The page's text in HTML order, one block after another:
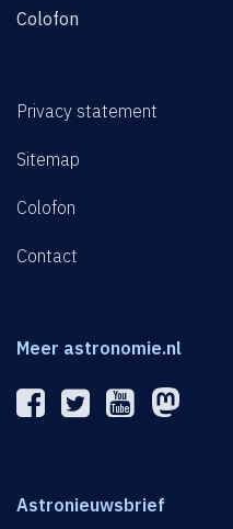
Colofon
Privacy statement
Sitemap
Colofon
Contact
Meer astronomie.nl
Astronieuwsbrief